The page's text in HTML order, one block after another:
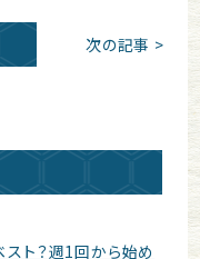
次の記事 >
ト？週1回から始め